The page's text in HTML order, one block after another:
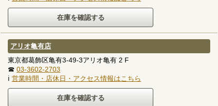
アリオ亀有店
東京都葛飾区亀有3-49-3アリオ亀有 2 F
☎ 03-3602-2703
ℹ 営業時間・店休日・アクセス情報はこちら